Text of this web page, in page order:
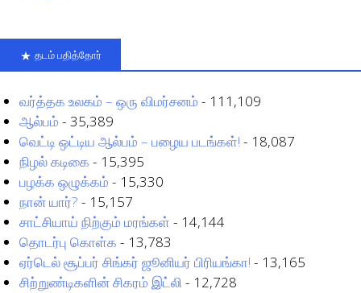
தடம் பதித்தோர்
வர்த்தக உலகம் – ஒரு விமர்சனம் - 111,109
ஆல்பம் - 35,389
வெட்டி ஒட்டிய ஆல்பம் – பழைய படங்கள்! - 18,087
நிழல் கடிகை - 15,395
பழக்க ஒழுக்கம் - 15,330
நான் யார்? - 15,157
சாட்சியாய் நிற்கும் மரங்கள் - 14,144
தொடர்பு கொள்க - 13,783
ஏர்டெல் சூப்பர் சிங்கர் ஜூனியர் பிரியங்கா! - 13,165
சிற்றுண்டிகளின் சிகரம் இட்லி - 12,728